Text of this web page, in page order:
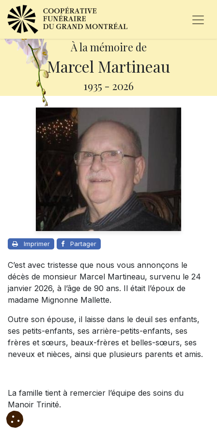
À la mémoire de
Marcel Martineau
1935 - 2026
Imprimer Partager
C’est avec tristesse que nous vous annonçons le
décès de monsieur Marcel Martineau, survenu le 24
janvier 2026, à l’âge de 90 ans. Il était l’époux de
madame Mignonne Mallette.
Outre son épouse, il laisse dans le deuil ses enfants,
ses petits-enfants, ses arrière-petits-enfants, ses
frères et sœurs, beaux-frères et belles-sœurs, ses
neveux et nièces, ainsi que plusieurs parents et amis.
La famille tient à remercier l’équipe des soins du
Manoir Trinité.